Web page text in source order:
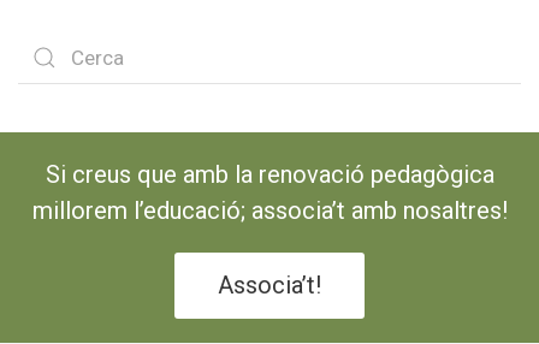
Si creus que amb la renovació pedagògica
millorem l’educació; associa’t amb nosaltres!
Associa’t!